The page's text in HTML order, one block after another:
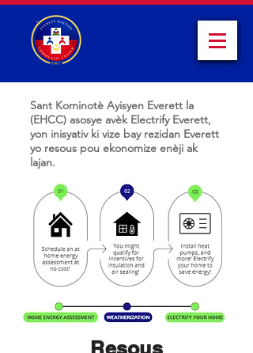
Sant Kominotè Ayisyen Everett la
(EHCC) asosye avèk Electrify Everett,
yon inisyativ ki vize bay rezidan Everett
yo resous pou ekonomize enèji ak
lajan.
Resous